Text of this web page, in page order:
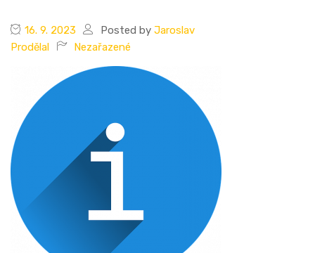
16. 9. 2023 Posted by Jaroslav
Prodělal
Nezařazené